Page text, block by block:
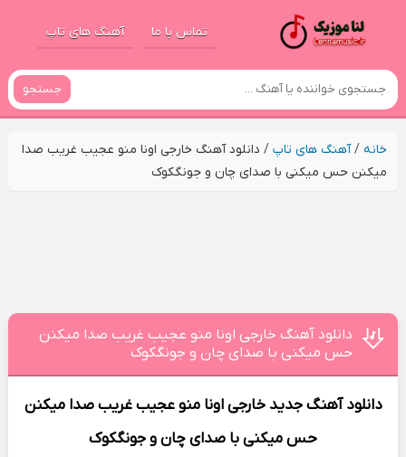
تماس با ما آهنگ های تاپ
جستجو
خانه/آهنگ های تاپ/ دانلود آهنگ خارجی اونا منو عجیب غریب صدا
میکنن حس میکنی با صدای چان و جونگکوک
دانلود آهنگ خارجی اونا منو عجیب غریب صدا میکنن
حس میکنی با صدای چان و جونگکوک
دانلود آهنگ جدید خارجی اونا منو عجیب غریب صدا میکنن
حس میکنی با صدای چان و جونگکوک